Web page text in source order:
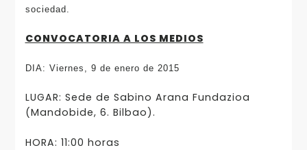
sociedad.
CONVOCATORIA A LOS MEDIOS
DIA: Viernes, 9 de enero de 2015
LUGAR: Sede de Sabino Arana Fundazioa
(Mandobide, 6. Bilbao).
HORA: 11:00 horas